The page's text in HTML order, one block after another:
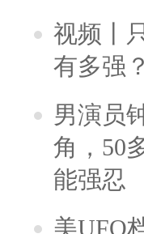
视频丨
有多强？
男演员
角，50
能强忍
美UFO